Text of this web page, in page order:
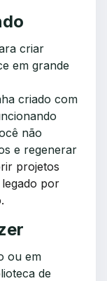
criar
em grande
criado com
não
e regenerar
projetos
por
ou em
de